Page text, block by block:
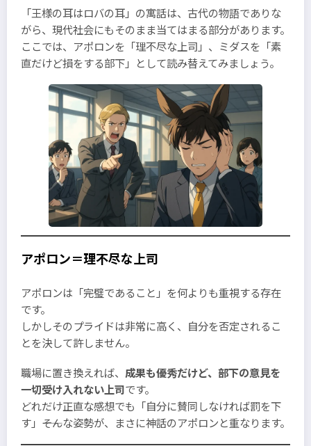
「王様の耳はロバの耳」の寓話は、古代の物語でありな
がら、現代社会にもそのまま当てはまる部分があります。
ここでは、アポロンを「理不尽な上司」、ミダスを「素
直だけど損をする部下」として読み替えてみましょう。
アポロン＝理不尽な上司
アポロンは「完璧であること」を何よりも重視する存在
です。
しかしそのプライドは非常に高く、自分を否定されるこ
とを決して許しません。
職場に置き換えれば、 成果も優秀だけど、部下の意見を
一切受け入れない上司です。
どれだけ正直な感想でも「自分に賛同しなければ罰を下
す」――そんな姿勢が、まさに神話のアポロンと重なります。